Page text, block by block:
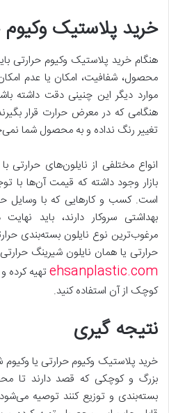
خرید پلاستیک وکیوم
هنگام خرید پلاستیک وکیوم حرارتی
محصول، شفافیت، امکان یا عدم
موارد دیگر این چنینی دقت داشته
هنگامی که در معرض حرارت قرار
تغییر رنگ نداده و به محصول شما
انواع مختلفی از نا‌یلون‌های
بازار وجود داشته که قیمت آن‌ها با
است. کسب و کار‌هایی که با وسایل
بهداشتی سر‌و‌کار دارند، باید
مرغوب‌ترین نوع نا‌یلون بسته‌بندی
حرارتی یا همان نایلون شیرینگ
ehsanplastic.com تهیه
کوچک از آن استفاده کنید.
نتیجه گیری
خرید پلاستیک وکیوم حرارتی یا
بزرگ و کوچکی که قصد دارند تا
بسته‌بندی و توزیع کنند توصیه